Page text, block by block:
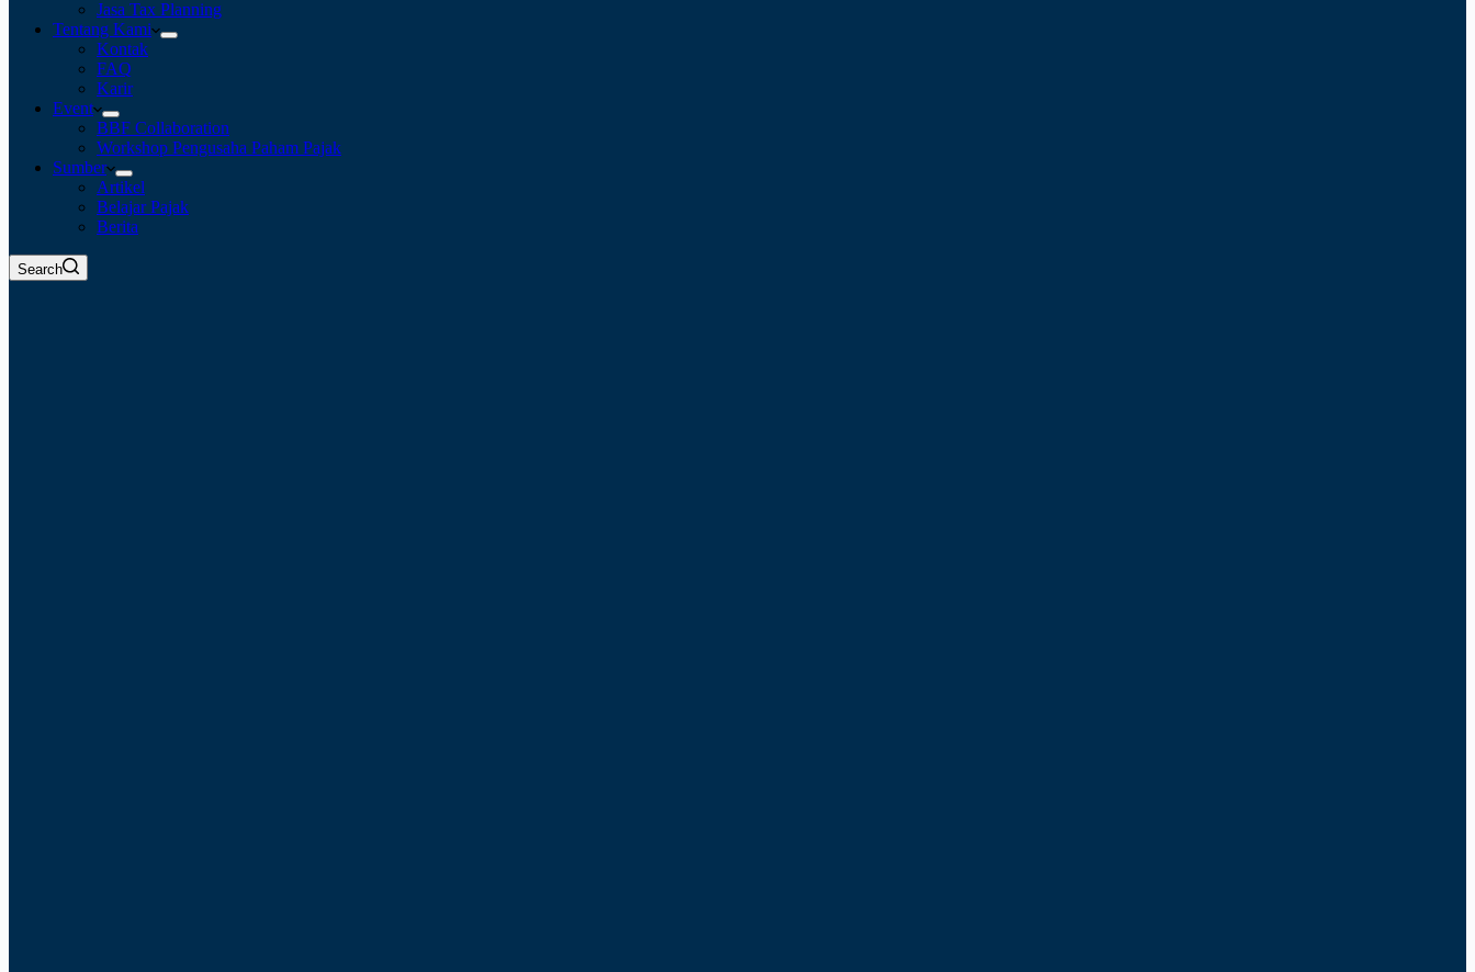
Jasa Tax Planning
Tentang Kami
Kontak
FAQ
Karir
Event
BBF Collaboration
Workshop Pengusaha Paham Pajak
Sumber
Artikel
Belajar Pajak
Berita
Search